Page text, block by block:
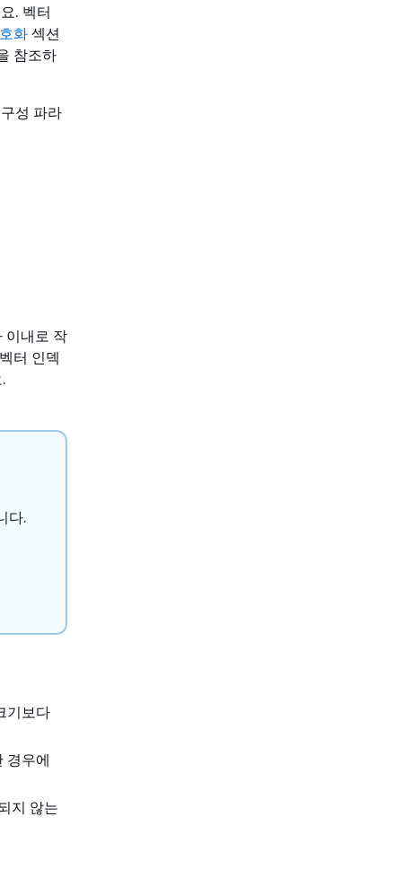
. 벡터
화 섹션
참조하
성 파라
이내로 작
터 인덱
다.
기보다
경우에
지 않는